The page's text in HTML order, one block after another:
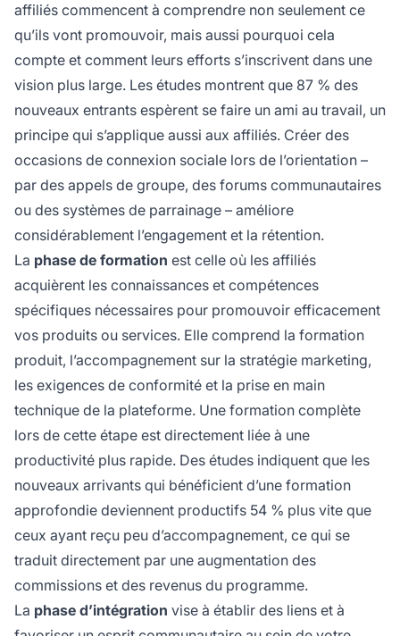
affiliés commencent à comprendre non seulement ce
qu’ils vont promouvoir, mais aussi pourquoi cela
compte et comment leurs efforts s’inscrivent dans une
vision plus large. Les études montrent que 87 % des
nouveaux entrants espèrent se faire un ami au travail, un
principe qui s’applique aussi aux affiliés. Créer des
occasions de connexion sociale lors de l’orientation –
par des appels de groupe, des forums communautaires
ou des systèmes de parrainage – améliore
considérablement l’engagement et la rétention.
La phase de formation est celle où les affiliés
acquièrent les connaissances et compétences
spécifiques nécessaires pour promouvoir efficacement
vos produits ou services. Elle comprend la formation
produit, l’accompagnement sur la stratégie marketing,
les exigences de conformité et la prise en main
technique de la plateforme. Une formation complète
lors de cette étape est directement liée à une
productivité plus rapide. Des études indiquent que les
nouveaux arrivants qui bénéficient d’une formation
approfondie deviennent productifs 54 % plus vite que
ceux ayant reçu peu d’accompagnement, ce qui se
traduit directement par une augmentation des
commissions et des revenus du programme.
La phase d’intégration vise à établir des liens et à